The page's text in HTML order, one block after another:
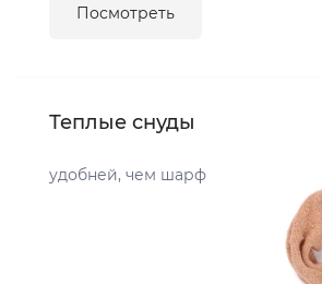
Посмотреть
Теплые снуды
удобней, чем шарф